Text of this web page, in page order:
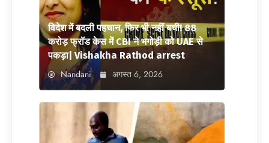
विदेश में बदली पहचान, फिर भी नहीं बची! 88
करोड़ फ्रॉड केस में CBI ने भगोड़ी को UAE से
पकड़ा| Vishakha Rathod arrest
Nandani अगस्त 6, 2026